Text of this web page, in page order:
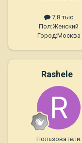
7,8 тыс
Пол:Женский
Город:Москва
Rashele
Пользователи.